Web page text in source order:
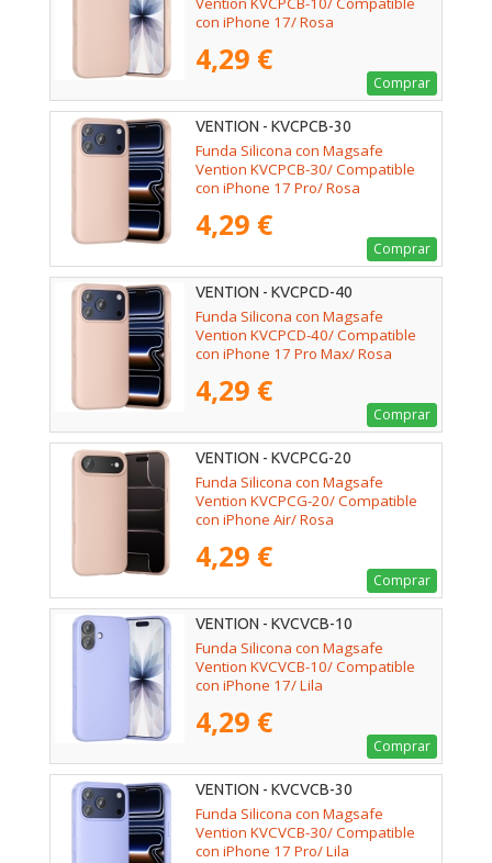
con iPhone 17/ Rosa
4,29 €
Comprar
VENTION - KVCPCB-30
Funda Silicona con Magsafe
Vention KVCPCB-30/ Compatible
con iPhone 17 Pro/ Rosa
4,29 €
Comprar
VENTION - KVCPCD-40
Funda Silicona con Magsafe
Vention KVCPCD-40/ Compatible
con iPhone 17 Pro Max/ Rosa
4,29 €
Comprar
VENTION - KVCPCG-20
Funda Silicona con Magsafe
Vention KVCPCG-20/ Compatible
con iPhone Air/ Rosa
4,29 €
Comprar
VENTION - KVCVCB-10
Funda Silicona con Magsafe
Vention KVCVCB-10/ Compatible
con iPhone 17/ Lila
4,29 €
Comprar
VENTION - KVCVCB-30
Funda Silicona con Magsafe
Vention KVCVCB-30/ Compatible
con iPhone 17 Pro/ Lila